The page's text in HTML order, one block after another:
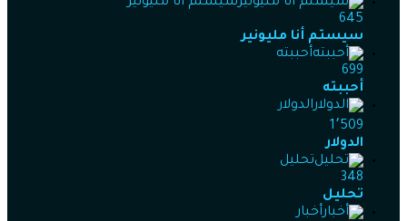
645
سيستم أنا مليونير
أحببته
699
أحببته
الدولار
1٬509
الدولار
تحليل
348
تحليل
أخبار